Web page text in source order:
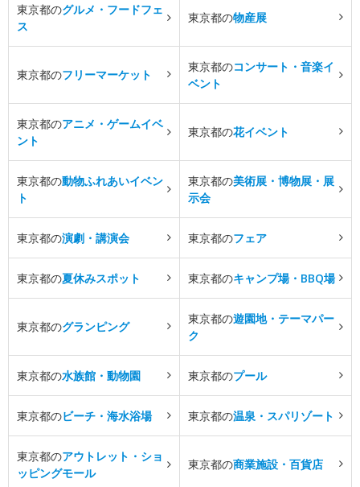
東京都のグルメ・フードフェ
ス
東京都の物産展
東京都のフリーマーケット
東京都のコンサート・音楽イ
ベント
東京都のアニメ・ゲームイベ
ント
東京都の花イベント
東京都の動物ふれあいイベン
ト
東京都の美術展・博物展・展
示会
東京都の演劇・講演会 東京都のフェア
東京都の夏休みスポット 東京都のキャンプ場・BBQ場
東京都のグランピング
東京都の遊園地・テーマパー
ク
東京都の水族館・動物園 東京都のプール
東京都のビーチ・海水浴場 東京都の温泉・スパリゾート
東京都のアウトレット・ショ
ッピングモール
東京都の商業施設・百貨店